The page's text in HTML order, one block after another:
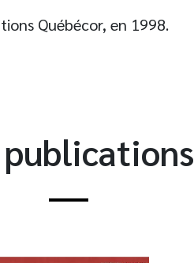
Québécor, en 1998.
publications